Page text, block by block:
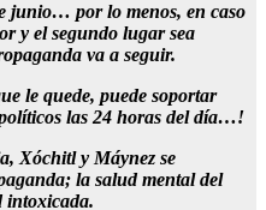
junio… por lo menos, en caso
y el segundo lugar sea
va a seguir.
le quede, puede soportar
las 24 horas del día…!
Xóchitl y Máynez se
la salud mental del
intoxicada.